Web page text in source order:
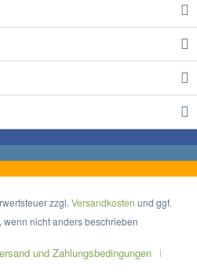
zzgl. Versandkosten und ggf.
nicht anders beschrieben
und Zahlungsbedingungen